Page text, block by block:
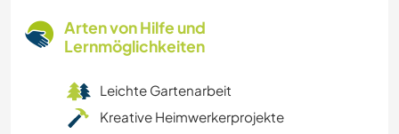
Arten von Hilfe und
Lernmöglichkeiten
Leichte Gartenarbeit
Kreative Heimwerkerprojekte